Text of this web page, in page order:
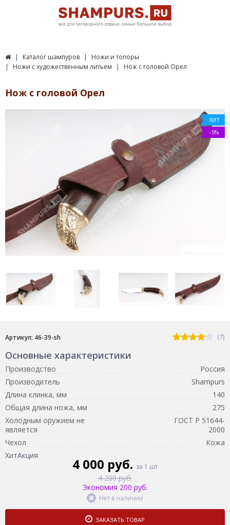
Каталог шампуров
Ножи и топоры
Ножи с художественным литьем
Нож с головой Орел
Нож с головой Орел
ХИТ
-5%
Артикул: 46-39-sh (7)
Основные характеристики
Производство
Россия
Производитель
Shampurs
Длина клинка, мм
140
Общая длина ножа, мм
275
Холодным оружием не
является
ГОСТ Р 51644-
2000
Чехол
Кожа
ХитАкция
4 000 руб. за 1 шт
4 200 руб.
Экономия 200 руб.
Нет в наличии
ЗАКАЗАТЬ ТОВАР